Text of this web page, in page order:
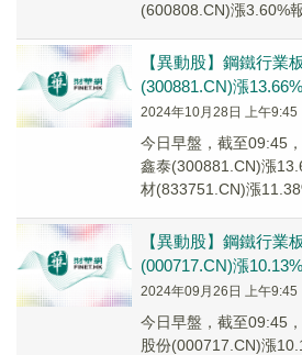
(600808.CN)漲3.60%
【異動股】鋼鐵行業
(300881.CN)漲13.66%
2024年10月28日 上午9:45
今日早盤，截至09:45
鑫泰(300881.CN)漲
材(833751.CN)漲
【異動股】鋼鐵行業
(000717.CN)漲10.13%
2024年09月26日 上午9:45
今日早盤，截至09:45
股份(000717.CN)漲